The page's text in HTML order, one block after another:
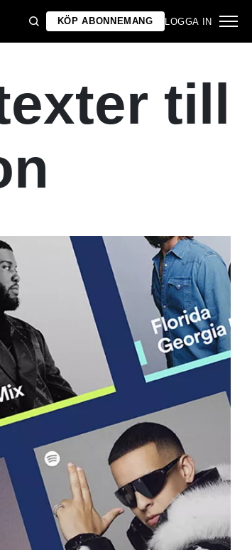
KÖP ABONNEMANG LOGGA IN
till